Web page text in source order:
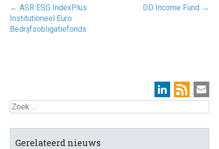
Post
navigatie
← ASR ESG IndexPlus
Institutioneel Euro
Bedrijfsobligatiefonds
DD Income Fund →
Zoek
Gerelateerd nieuws